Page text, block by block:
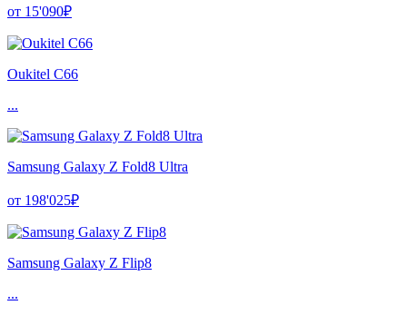
от 15'090₽
Oukitel C66
...
Samsung Galaxy Z Fold8 Ultra
от 198'025₽
Samsung Galaxy Z Flip8
...